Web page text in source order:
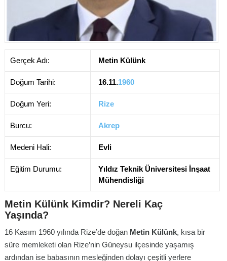
Gerçek Adı: Metin Külünk
Doğum Tarihi: 16.11.1960
Doğum Yeri: Rize
Burcu: Akrep
Medeni Hali: Evli
Eğitim Durumu:
Yıldız Teknik Üniversitesi İnşaat
Mühendisliği
Metin Külünk Kimdir? Nereli Kaç
Yaşında?
16 Kasım 1960 yılında Rize’de doğan Metin Külünk, kısa bir
süre memleketi olan Rize’nin Güneysu ilçesinde yaşamış
ardından ise babasının mesleğinden dolayı çeşitli yerlere